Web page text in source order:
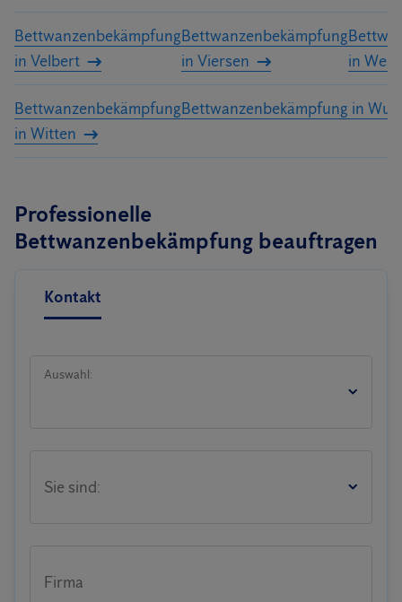
Bettwanzenbekämpfung
in Velbert
Bettwanzenbekämpfung
in Viersen
in
Bettwanzenbekämpfung
in Witten
Bettwanzenbekämpfung in
Professionelle
Bettwanzenbekämpfung beauftragen
Kontakt
Auswahl:
Sie sind:
Firma